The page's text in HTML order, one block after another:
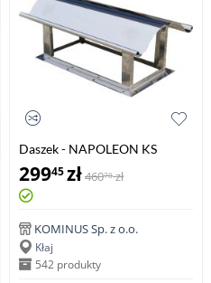
Daszek - NAPOLEON KS
140x140mm
29945zł46070 zł
KOMINUS Sp. z o.o.
Kłaj
542 produkty